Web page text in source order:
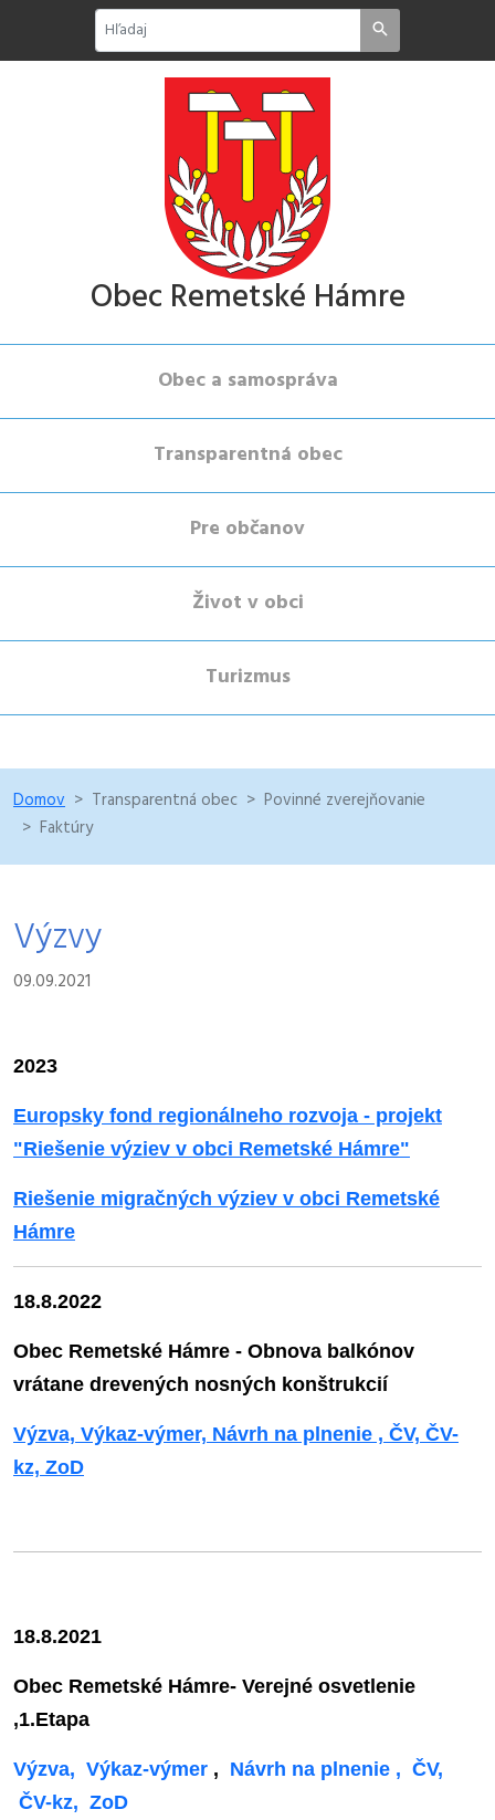
Obec Remetské Hámre
Obec a samospráva
Transparentná obec
Pre občanov
Život v obci
Turizmus
Domov Transparentná obec
Povinné zverejňovanie
Faktúry
Výzvy
09.09.2021
2023
Europsky fond regionálneho rozvoja - projekt
"Riešenie výziev v obci Remetské Hámre"
Riešenie migračných výziev v obci Remetské
Hámre
18.8.2022
Obec Remetské Hámre - Obnova balkónov
vrátane drevených nosných konštrukcií
Výzva, Výkaz-výmer, Návrh na plnenie , ČV, ČV-
kz, ZoD
18.8.2021
Obec Remetské Hámre- Verejné osvetlenie
,1.Etapa
Výzva, Výkaz-výmer , Návrh na plnenie , ČV,
ČV-kz, ZoD